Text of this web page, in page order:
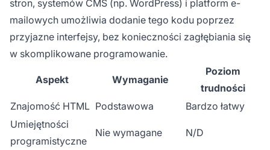
stron, systemów CMS (np. WordPress) i platform e-
mailowych umożliwia dodanie tego kodu poprzez
przyjazne interfejsy, bez konieczności zagłębiania się
w skomplikowane programowanie.
Aspekt Wymaganie
Poziom
trudności
Znajomość HTML Podstawowa
Bardzo łatwy
Umiejętności
programistyczne
Nie wymagane N/D